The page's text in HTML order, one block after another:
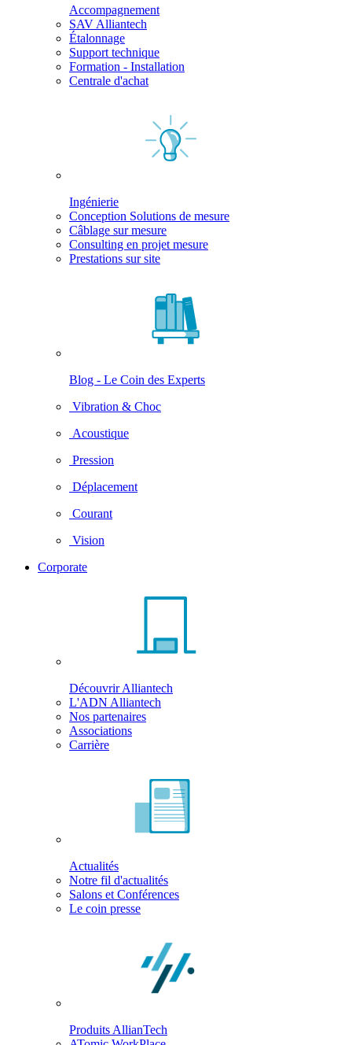
Accompagnement
SAV Alliantech
Étalonnage
Support technique
Formation - Installation
Centrale d'achat
Ingénierie
Conception Solutions de mesure
Câblage sur mesure
Consulting en projet mesure
Prestations sur site
Blog - Le Coin des Experts
Vibration & Choc
Acoustique
Pression
Déplacement
Courant
Vision
Corporate
Découvrir Alliantech
L'ADN Alliantech
Nos partenaires
Associations
Carrière
Actualités
Notre fil d'actualités
Salons et Conférences
Le coin presse
Produits AllianTech